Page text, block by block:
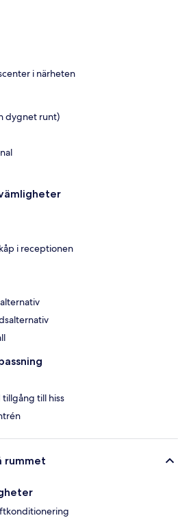
i närheten
dygnet runt)
i receptionen
tillgång till hiss
rummet